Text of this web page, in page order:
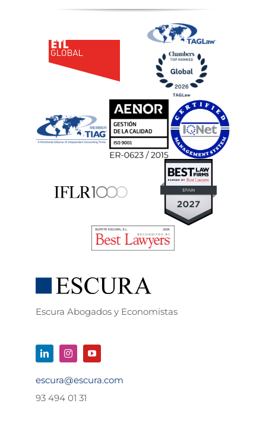
Escura Abogados y Economistas
escura@escura.com
93 494 01 31